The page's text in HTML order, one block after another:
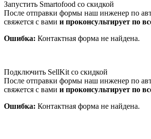
Запустить Smartofood со скидкой
После отправки формы наш инженер по
свяжется с вами и проконсультирует по
Ошибка: Контактная форма не найдена.
Подключить SellKit со скидкой
После отправки формы наш инженер по
свяжется с вами и проконсультирует по
Ошибка: Контактная форма не найдена.